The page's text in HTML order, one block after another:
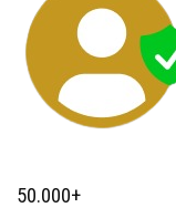
50.000+